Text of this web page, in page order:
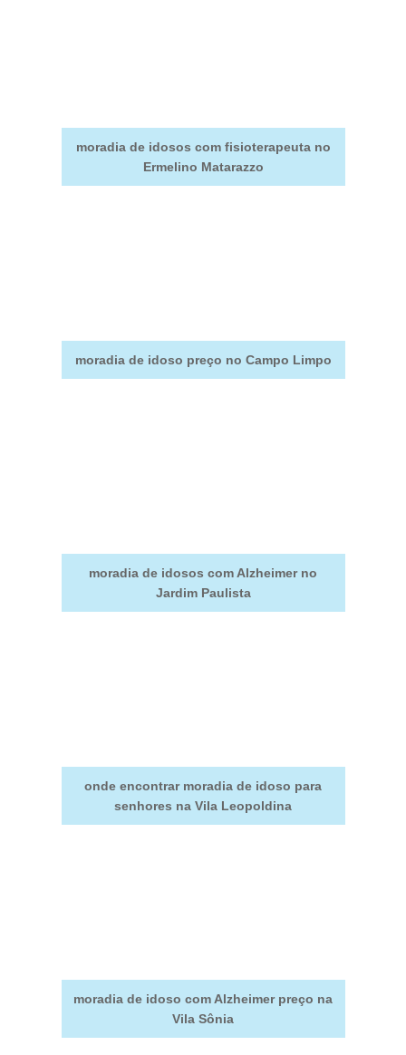
moradia de idosos com fisioterapeuta no
Ermelino Matarazzo
moradia de idoso preço no Campo Limpo
moradia de idosos com Alzheimer no
Jardim Paulista
onde encontrar moradia de idoso para
senhores na Vila Leopoldina
moradia de idoso com Alzheimer preço na
Vila Sônia